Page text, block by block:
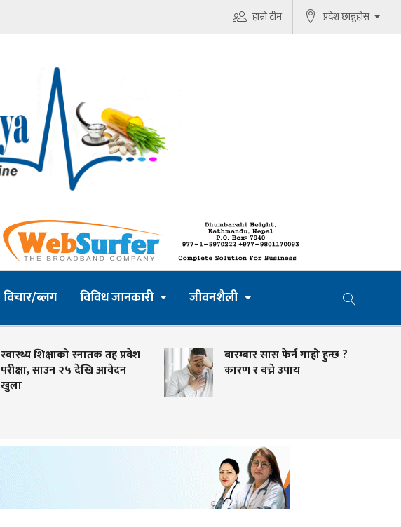
हाम्रो टीम प्रदेश छान्नुहोस
विचार/ब्लग विविध जानकारी जीवनशैली
स्वास्थ्य शिक्षाको स्नातक तह प्रवेश
परीक्षा, साउन २५ देखि आवेदन
खुला
बारम्बार सास फेर्न गाह्रो हुन्छ ?
कारण र बच्ने उपाय